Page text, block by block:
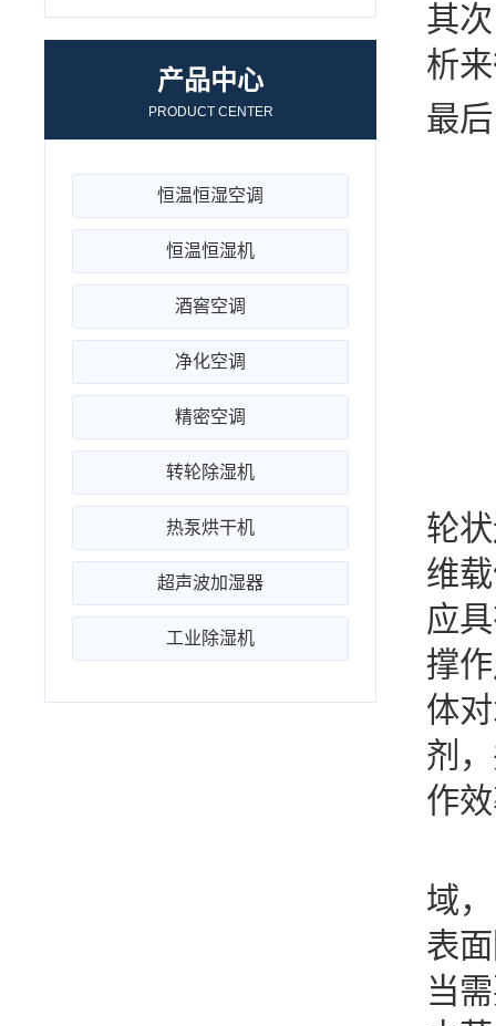
其
析
最
轮
维
应
撑
体
剂
作
域
表
当
产品中心
PRODUCT CENTER
恒温恒湿空调
恒温恒湿机
酒窖空调
净化空调
精密空调
转轮除湿机
热泵烘干机
超声波加湿器
工业除湿机